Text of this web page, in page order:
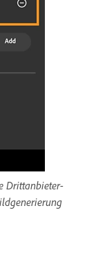
Drittanbieter-